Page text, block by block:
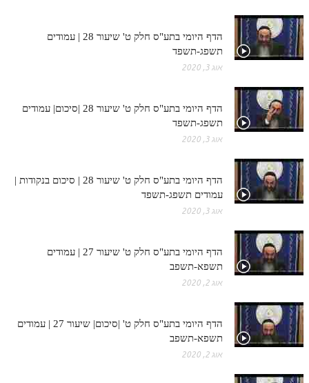
הדף היומי בתע"ס חלק ט' שיעור 28 | עמודים
תשפג-תשפד
אוג 3, 2020
הדף היומי בתע"ס חלק ט' שיעור 28 |סיכום| עמודים
תשפג-תשפד
אוג 3, 2020
הדף היומי בתע"ס חלק ט' שיעור 28 | סיכום בנקודות |
עמודים תשפג-תשפד
אוג 3, 2020
הדף היומי בתע"ס חלק ט' שיעור 27 | עמודים
תשפא-תשפב
אוג 2, 2020
הדף היומי בתע"ס חלק ט' |סיכום| שיעור 27 | עמודים
תשפא-תשפב
אוג 2, 2020